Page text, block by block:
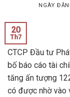
NGÀY
20
Th7
CTCP Đầu tư
bố báo cáo tài
tăng ấn tượng
có được nhờ vào